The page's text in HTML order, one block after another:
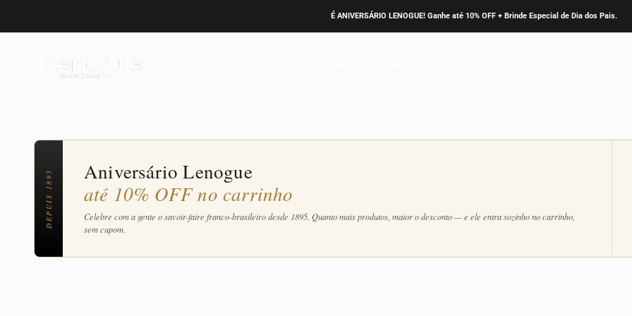
Parcele em até 6x SEM JUROS no Cartão!
Dispensers e Suportes
DEPUIS 1895
Aniversário Lenogue
até 10% OFF no carrinho
Celebre com a gente o savoir-faire franco-brasileiro desde 1895. Quanto mais produtos, maior o desconto — e ele entra sozinho no carrinho,
sem cupom.